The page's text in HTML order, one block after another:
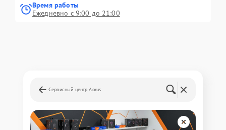
Время работы
Ежедневно с 9:00 до 21:00
Сервисный центр Aorus